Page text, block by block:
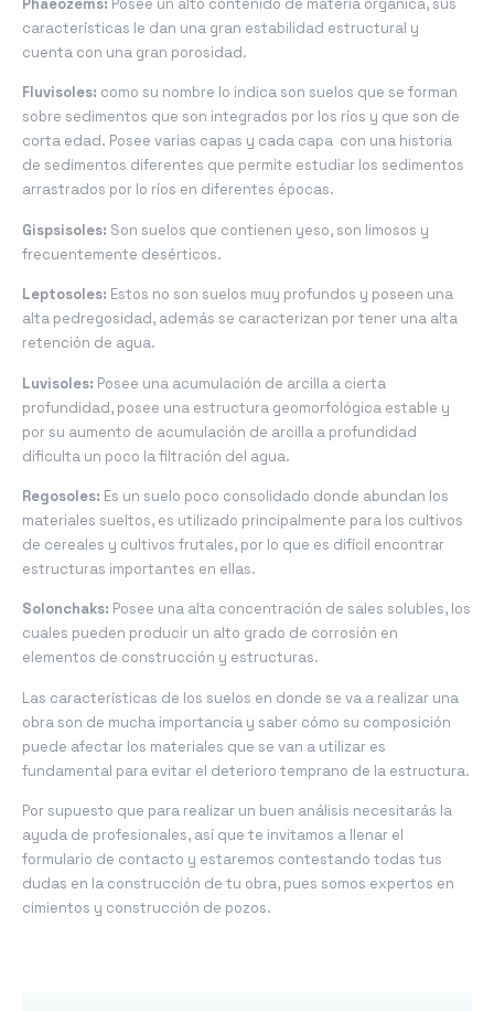
Phaeozems: Posee un alto contenido de materia orgánica, sus
características le dan una gran estabilidad estructural y
cuenta con una gran porosidad.
Fluvisoles: como su nombre lo indica son suelos que se forman
sobre sedimentos que son integrados por los ríos y que son de
corta edad. Posee varias capas y cada capa con una historia
de sedimentos diferentes que permite estudiar los sedimentos
arrastrados por lo ríos en diferentes épocas.
Gispsisoles: Son suelos que contienen yeso, son limosos y
frecuentemente desérticos.
Leptosoles: Estos no son suelos muy profundos y poseen una
alta pedregosidad, además se caracterizan por tener una alta
retención de agua.
Luvisoles: Posee una acumulación de arcilla a cierta
profundidad, posee una estructura geomorfológica estable y
por su aumento de acumulación de arcilla a profundidad
dificulta un poco la filtración del agua.
Regosoles: Es un suelo poco consolidado donde abundan los
materiales sueltos, es utilizado principalmente para los cultivos
de cereales y cultivos frutales, por lo que es difícil encontrar
estructuras importantes en ellas.
Solonchaks: Posee una alta concentración de sales solubles, los
cuales pueden producir un alto grado de corrosión en
elementos de construcción y estructuras.
Las características de los suelos en donde se va a realizar una
obra son de mucha importancia y saber cómo su composición
puede afectar los materiales que se van a utilizar es
fundamental para evitar el deterioro temprano de la estructura.
Por supuesto que para realizar un buen análisis necesitarás la
ayuda de profesionales, así que te invitamos a llenar el
formulario de contacto y estaremos contestando todas tus
dudas en la construcción de tu obra, pues somos expertos en
cimientos y construcción de pozos.